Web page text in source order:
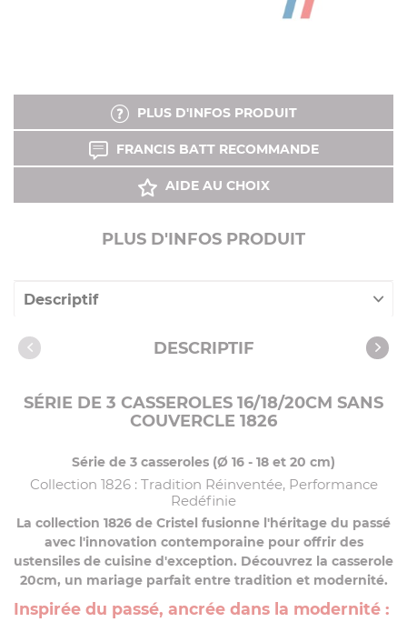
PLUS D'INFOS PRODUIT
FRANCIS BATT RECOMMANDE
AIDE AU CHOIX
PLUS D'INFOS PRODUIT
Descriptif
Caractéristiques DESCRIPTIF
SÉRIE DE 3 CASSEROLES 16/18/20CM SANS
COUVERCLE 1826
Série de 3 casseroles (Ø 16 - 18 et 20 cm)
Collection 1826 : Tradition Réinventée, Performance
Redéfinie
La collection 1826 de Cristel fusionne l'héritage du passé
avec l'innovation contemporaine pour offrir des
ustensiles de cuisine d'exception. Découvrez la casserole
20cm, un mariage parfait entre tradition et modernité.
Inspirée du passé, ancrée dans la modernité :